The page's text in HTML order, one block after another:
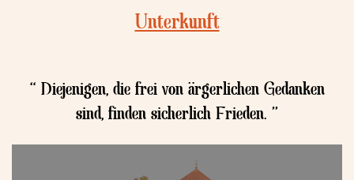
Unterkunft
“ Diejenigen, die frei von ärgerlichen Gedanken
sind, finden sicherlich Frieden. ”